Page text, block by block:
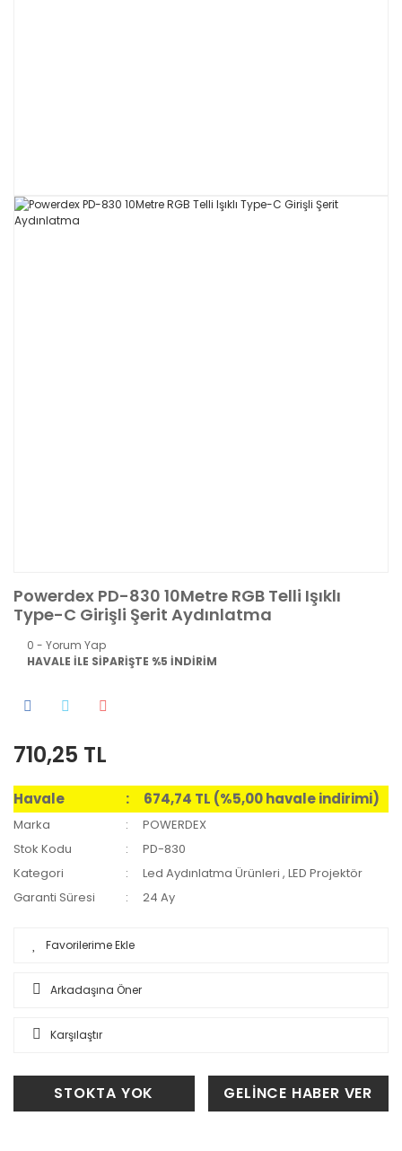
Powerdex PD-830 10Metre RGB Telli Işıklı
Type-C Girişli Şerit Aydınlatma
0 - Yorum Yap
HAVALE İLE SİPARİŞTE %5 İNDİRİM
710,25 TL
Havale 674,74 TL (%5,00 havale indirimi)
Marka
POWERDEX
Stok Kodu
PD-830
Kategori
Led Aydınlatma Ürünleri ,LED Projektör
Garanti Süresi
24 Ay
Arkadaşına Öner
Karşılaştır
STOKTA YOK GELİNCE HABER VER